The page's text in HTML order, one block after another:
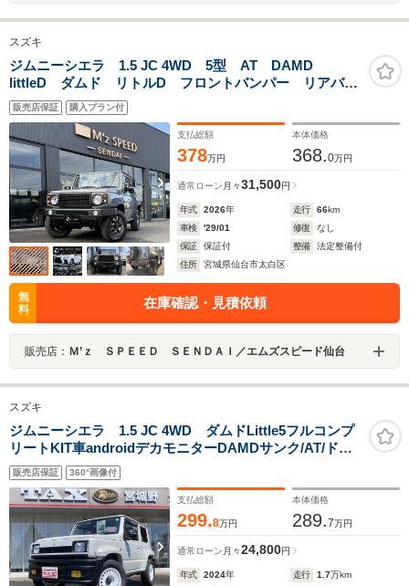
スズキ
ジムニーシエラ 1.5 JC 4WD 5型 AT DAMD
littleD ダムド リトルD フロントバンパー リアバン
パー フロントグリル ナンバープレート移設キット
オーディオレス アダプティブクルーズコントロール
販売店保証 購入プラン付
支払総額
378万円
本体価格
368.0万円
通常ローン 月々31,500円
年式 2026年 走行 66km
車検
'29/01 修復
なし
保証
保証付 整備
法定整備付
住所
宮城県仙台市太白区
無
料
在庫確認・見積依頼
販売店： Ｍ’ｚ ＳＰＥＥＤ ＳＥＮＤＡＩ／エムズスピード仙台
スズキ
ジムニーシエラ 1.5 JC 4WD ダムドLittle5フルコンプ
リートKIT車androidデカモニターDAMDサンク/AT/ドラ
レコ/1オナ
販売店保証 360°画像付
支払総額
299.8万円
本体価格
289.7万円
通常ローン 月々24,800円
年式 2024年 走行 1.7万km